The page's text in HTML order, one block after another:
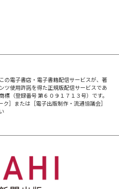
の電子書店・電子書籍配信サービスが、著
ツ使用許諾を得た正規版配信サービスであ
標（登録番号 第６０９１７１３号）です。
ク］または［電子出版制作・流通協議会］